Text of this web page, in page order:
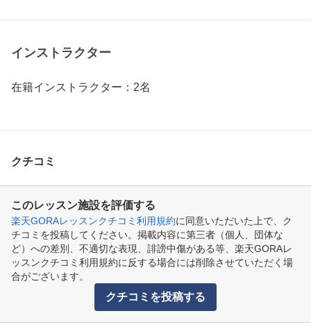
インストラクター
在籍インストラクター：2名
クチコミ
このレッスン施設を評価する
楽天GORAレッスンクチコミ利用規約に同意いただいた上で、ク
チコミを投稿してください。掲載内容に第三者（個人、団体な
ど）への差別、不適切な表現、誹謗中傷がある等、楽天GORAレ
ッスンクチコミ利用規約に反する場合には削除させていただく場
合がございます。
クチコミを投稿する